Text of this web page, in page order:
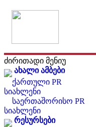
ძირითადი მენიუ
ახალი ამბები
ქართული PR
სიახლენი
საერთაშორისო PR
სიახლენი
რესურსები